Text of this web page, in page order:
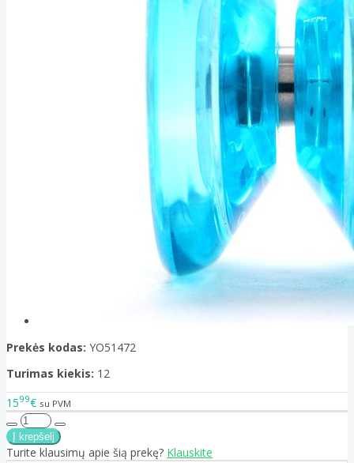
Prekės kodas: YO51472
Turimas kiekis: 12
1599€ su PVM
Turite klausimų apie šią prekę? Klauskite